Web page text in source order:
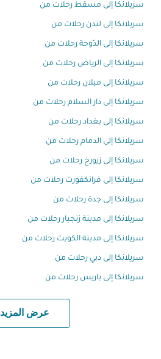
سريلانكا إلى مسقط رحلات من
سريلانكا إلى لندن رحلات من
سريلانكا إلى الدّوحة رحلات من
سريلانكا إلى الرياض رحلات من
سريلانكا إلى ميلان رحلات من
سريلانكا إلى دار السلام رحلات من
سريلانكا إلى بغداد رحلات من
سريلانكا إلى الدمام رحلات من
سريلانكا إلى زيورخ رحلات من
سريلانكا إلى فرانكفورت رحلات من
سريلانكا إلى جدة رحلات من
سريلانكا إلى مدينة زنجبار رحلات من
سريلانكا إلى مدينة الكويت رحلات من
سريلانكا إلى دبي رحلات من
سريلانكا إلى باريس رحلات من
عرض المزيد